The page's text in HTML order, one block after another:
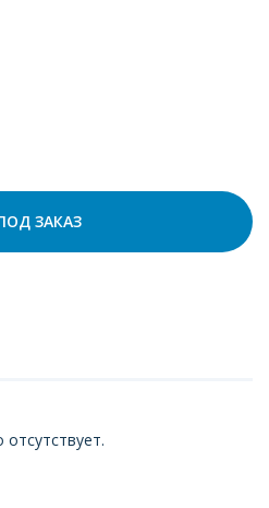
ЗАКАЗ